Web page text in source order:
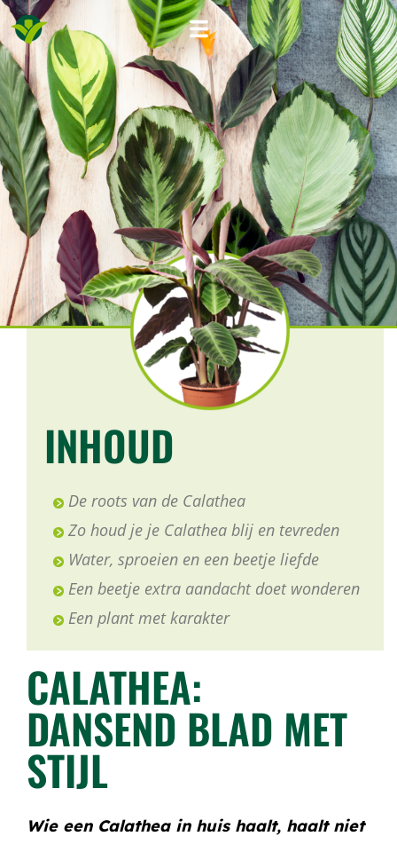
CALATHEA:
DANSEND BLAD MET
STIJL
Wie een Calathea in huis haalt, haalt niet
INHOUD
De roots van de Calathea
Zo houd je je Calathea blij en tevreden
Water, sproeien en een beetje liefde
Een beetje extra aandacht doet wonderen
Een plant met karakter